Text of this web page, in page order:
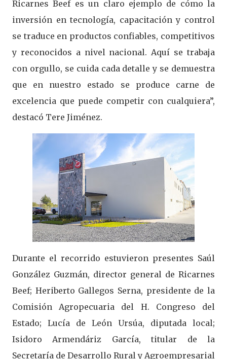
Ricarnes Beef es un claro ejemplo de cómo la
inversión en tecnología, capacitación y control
se traduce en productos confiables, competitivos
y reconocidos a nivel nacional. Aquí se trabaja
con orgullo, se cuida cada detalle y se demuestra
que en nuestro estado se produce carne de
excelencia que puede competir con cualquiera”,
destacó Tere Jiménez.
Durante el recorrido estuvieron presentes Saúl
González Guzmán, director general de Ricarnes
Beef; Heriberto Gallegos Serna, presidente de la
Comisión Agropecuaria del H. Congreso del
Estado; Lucía de León Ursúa, diputada local;
Isidoro Armendáriz García, titular de la
Secretaría de Desarrollo Rural y Agroempresarial